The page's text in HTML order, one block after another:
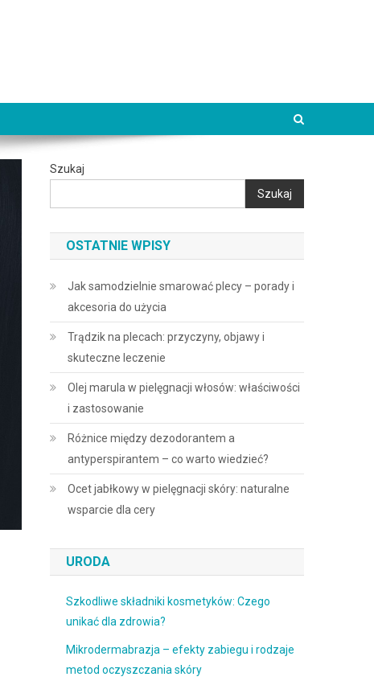
Szukaj
Szukaj
OSTATNIE WPISY
Jak samodzielnie smarować plecy – porady i
akcesoria do użycia
Trądzik na plecach: przyczyny, objawy i
skuteczne leczenie
Olej marula w pielęgnacji włosów: właściwości
i zastosowanie
Różnice między dezodorantem a
antyperspirantem – co warto wiedzieć?
Ocet jabłkowy w pielęgnacji skóry: naturalne
wsparcie dla cery
URODA
Szkodliwe składniki kosmetyków: Czego
unikać dla zdrowia?
Mikrodermabrazja – efekty zabiegu i rodzaje
metod oczyszczania skóry